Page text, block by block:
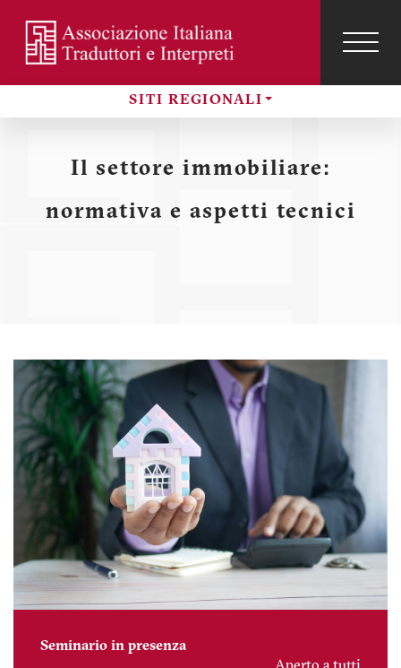
contenuto
principale
SITI REGIONALI
Menu
profilo
utente
Il settore immobiliare:
normativa e aspetti tecnici
Seminario in presenza